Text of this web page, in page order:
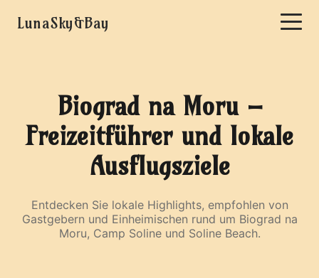
LunaSky&Bay
Biograd na Moru –
Freizeitführer und lokale
Ausflugsziele
Entdecken Sie lokale Highlights, empfohlen von
Gastgebern und Einheimischen rund um Biograd na
Moru, Camp Soline und Soline Beach.